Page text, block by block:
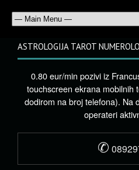
ASTROLOGIJA TAROT
0.80 eur/min pozivi iz
touchscreen ekrana mobilnih
dodirom na broj telefona). Na
operateri
✆